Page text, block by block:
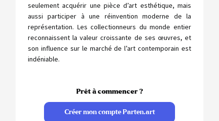
seulement acquérir une pièce d’art esthétique, mais
aussi participer à une réinvention moderne de la
représentation. Les collectionneurs du monde entier
reconnaissent la valeur croissante de ses œuvres, et
son influence sur le marché de l’art contemporain est
indéniable.
Prêt à commencer ?
Créer mon compte Parten.art